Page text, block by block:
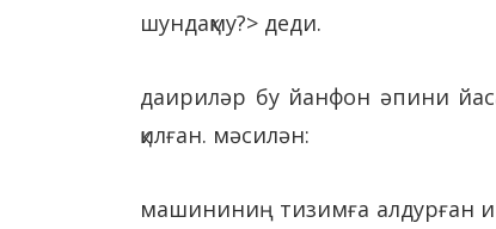
шундақму?> деди.
даириләр бу йанфон әпини
қилған. мәсилән:
машининиң тизимға алдурған